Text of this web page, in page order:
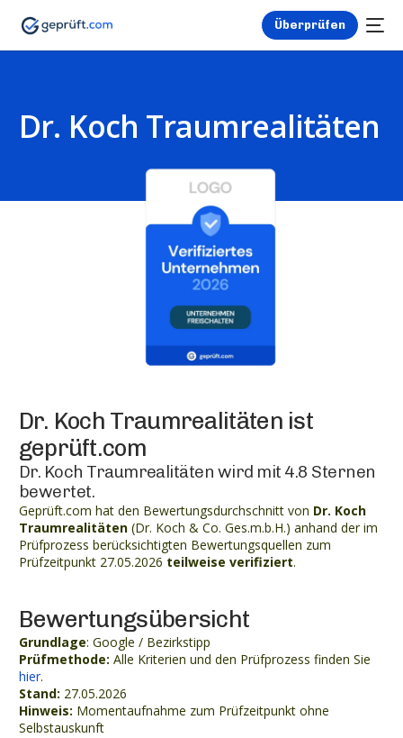
Überprüfen
Dr. Koch Traumrealitäten
Dr. Koch Traumrealitäten ist
geprüft.com
Dr. Koch Traumrealitäten wird mit 4.8 Sternen
bewertet.
Geprüft.com hat den Bewertungsdurchschnitt von Dr. Koch
Traumrealitäten (Dr. Koch & Co. Ges.m.b.H.) anhand der im
Prüfprozess berücksichtigten Bewertungsquellen zum
Prüfzeitpunkt 27.05.2026 teilweise verifiziert.
Bewertungsübersicht
Grundlage: Google / Bezirkstipp
Prüfmethode: Alle Kriterien und den Prüfprozess finden Sie
hier.
Stand: 27.05.2026
Hinweis: Momentaufnahme zum Prüfzeitpunkt ohne
Selbstauskunft